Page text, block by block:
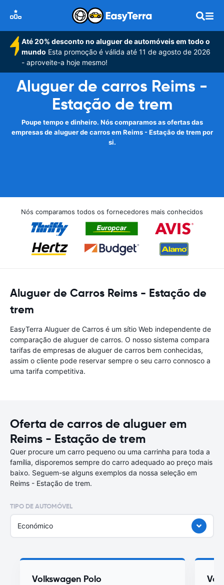
Até 20% desconto no aluguer de automóveis em todo o
mundo Esta promoção é válida até 11 de agosto de 2026
- aproveite-a hoje mesmo!
Aluguer de carros Reims -
Estação de trem
Poupe tempo e dinheiro. Nós comparamos as ofertas das
empresas de aluguer de carros em Reims - Estação de trem por
si.
Nós comparamos todos os fornecedores mais conhecidos
Aluguer de Carros Reims - Estação de
trem
EasyTerra Aluguer de Carros é um sítio Web independente de
comparação de aluguer de carros. O nosso sistema compara
tarifas de empresas de aluguer de carros bem conhecidas,
assim o cliente pode reservar sempre o seu carro connosco a
uma tarifa competitiva.
Oferta de carros de aluguer em
Reims - Estação de trem
Quer procure um carro pequeno ou uma carrinha para toda a
família, disporemos sempre do carro adequado ao preço mais
baixo. Seguem-se alguns exemplos da nossa seleção em
Reims - Estação de trem.
TIPO DE AUTOMÓVEL
Económico
Volkswagen Polo